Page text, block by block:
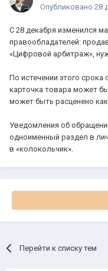
Опубликовано 28
С 28 декабря изменился
правообладателей:
«Цифровой арбитраж»,
По истечении этого срока
карточка товара может
может быть расценено
Уведомления об
одноименный раздел в
в «колокольчик».
Перейти к списку тем